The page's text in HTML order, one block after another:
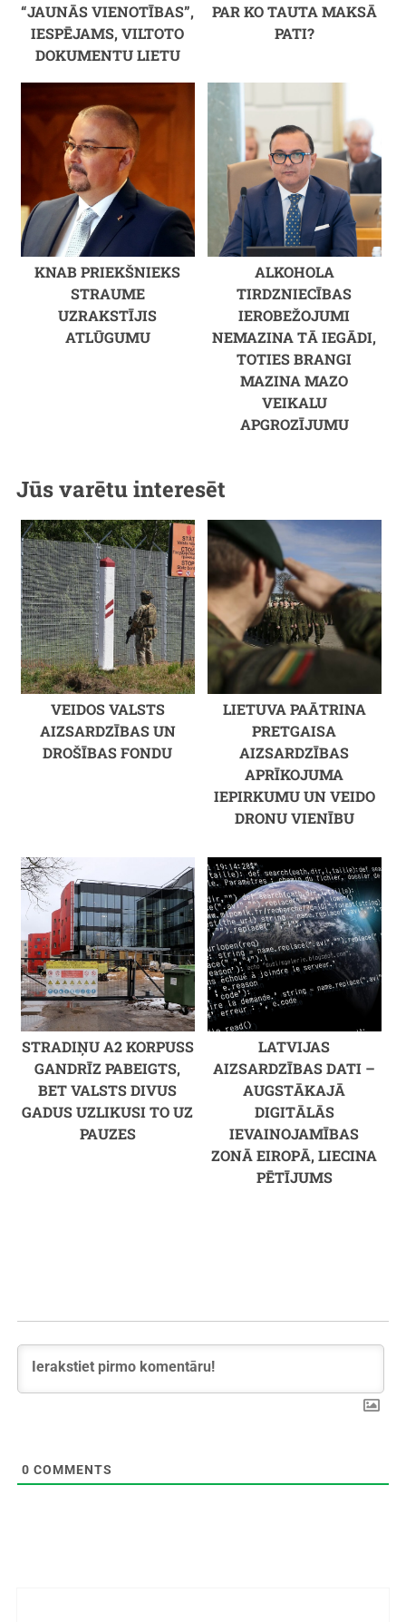
“JAUNĀS VIENOTĪBAS”,
IESPĒJAMS, VILTOTO
DOKUMENTU LIETU
PAR KO TAUTA MAKSĀ
PATI?
KNAB PRIEKŠNIEKS
STRAUME
UZRAKSTĪJIS
ATLŪGUMU
ALKOHOLA
TIRDZNIECĪBAS
IEROBEŽOJUMI
NEMAZINA TĀ IEGĀDI,
TOTIES BRANGI
MAZINA MAZO
VEIKALU
APGROZĪJUMU
Jūs varētu interesēt
VEIDOS VALSTS
AIZSARDZĪBAS UN
DROŠĪBAS FONDU
LIETUVA PAĀTRINA
PRETGAISA
AIZSARDZĪBAS
APRĪKOJUMA
IEPIRKUMU UN VEIDO
DRONU VIENĪBU
STRADIŅU A2 KORPUSS
GANDRĪZ PABEIGTS,
BET VALSTS DIVUS
GADUS UZLIKUSI TO UZ
PAUZES
LATVIJAS
AIZSARDZĪBAS DATI –
AUGSTĀKAJĀ
DIGITĀLĀS
IEVAINOJAMĪBAS
ZONĀ EIROPĀ, LIECINA
PĒTĪJUMS
0 COMMENTS